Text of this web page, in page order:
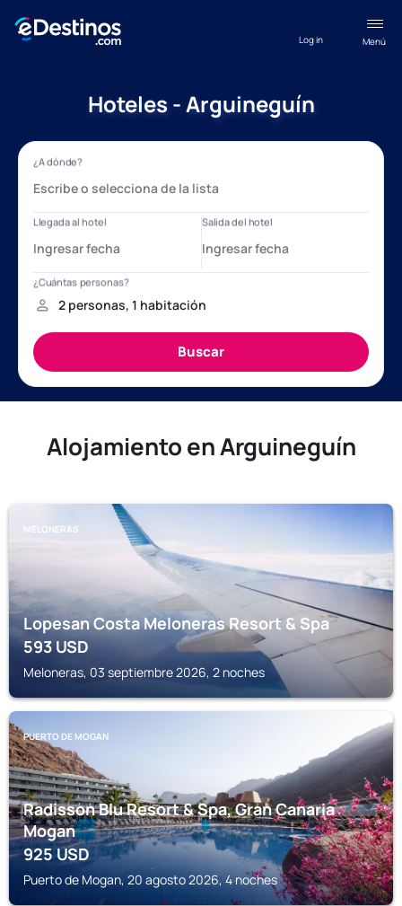
Menú
Log in
Hoteles - Arguineguín
Alojamiento en Arguineguín
MELONERAS
Lopesan Costa Meloneras Resort & Spa
593USD
Meloneras, 03 septiembre 2026, 2 noches
PUERTO DE MOGAN
Radisson Blu Resort & Spa, Gran Canaria
Mogan
925USD
Puerto de Mogan, 20 agosto 2026, 4 noches